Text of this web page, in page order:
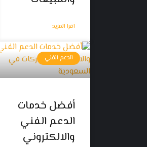
اقرا المزيد
الدعم الفني
أفضل خدمات
الدعم الفني
والالكتروني